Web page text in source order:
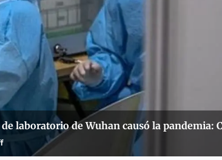
laboratorio de Wuhan causó la pandemia: